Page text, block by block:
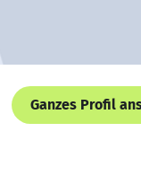
Ganzes Profil